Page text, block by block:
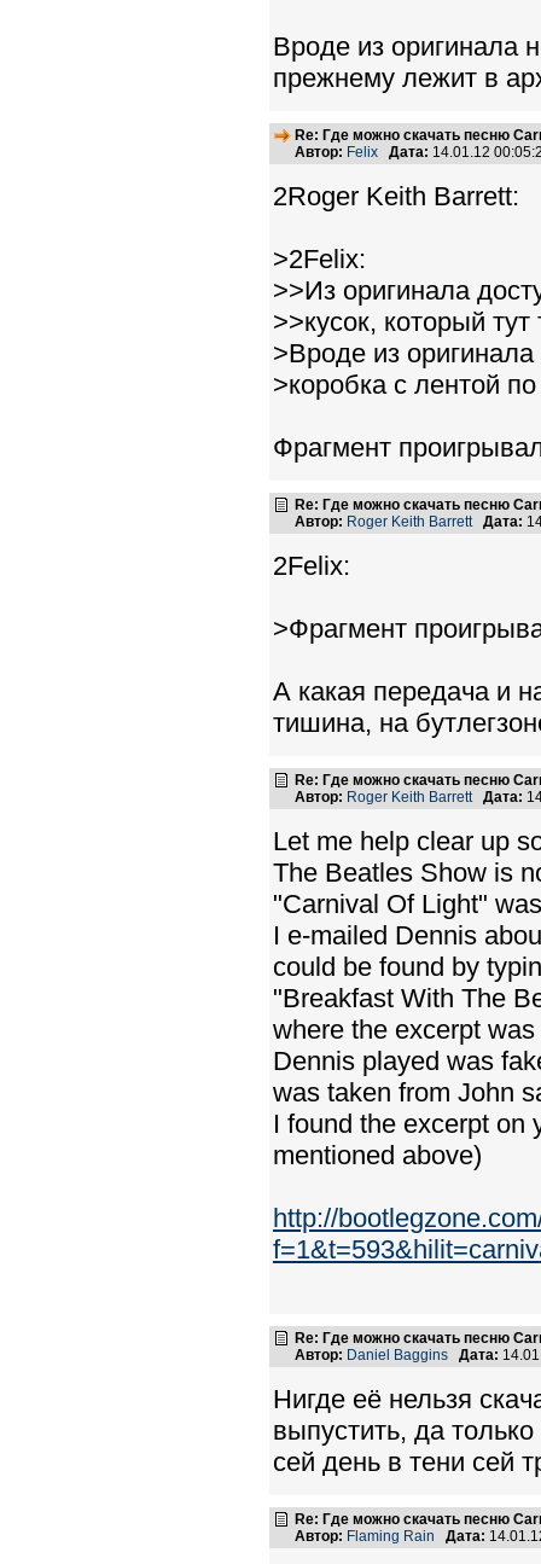
Вроде из оригинала
прежнему лежит в
Re: Где можно скачать песню
Автор: Felix Дата: 14.01.12
2Roger Keith Barrett:
>2Felix:
>>Из оригинала
>>кусок, который
>Вроде из
>коробка с лентой
Фрагмент
Re: Где можно скачать песню
Автор: Roger Keith Barrett Дата:
2Felix:
>Фрагмент
А какая передача и
тишина, на
Re: Где можно скачать песню
Автор: Roger Keith Barrett Дата:
Let me help clear up
The Beatles Show is
"Carnival Of Light"
I e-mailed Dennis
could be found by
"Breakfast With The
where the excerpt
Dennis played was
was taken from John
I found the excerpt on
mentioned above)
http://
Re: Где можно скачать песню
Автор: Daniel Baggins Дата:
Нигде её нельзя
выпустить, да
сей день в тени сей
Re: Где можно скачать песню
Автор: Flaming Rain Дата: